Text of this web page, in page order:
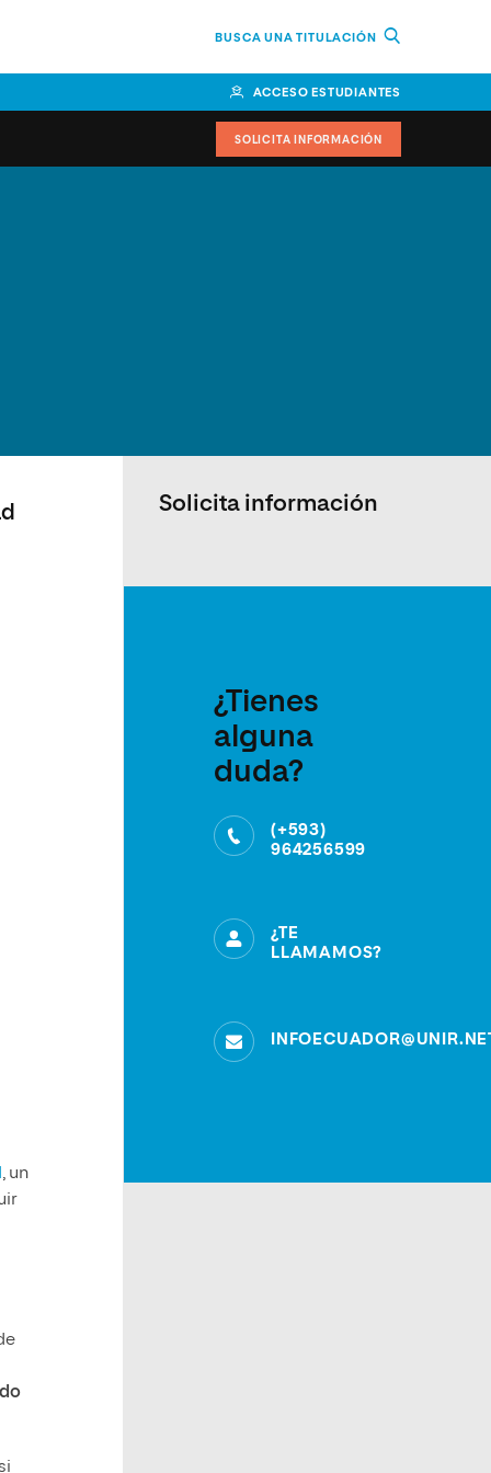
BUSCA UNA TITULACIÓN
ACCESO ESTUDIANTES
SOLICITA INFORMACIÓN
, un
Solicita información
¿Tienes
alguna
duda?
(+593)
964256599
¿TE
LLAMAMOS?